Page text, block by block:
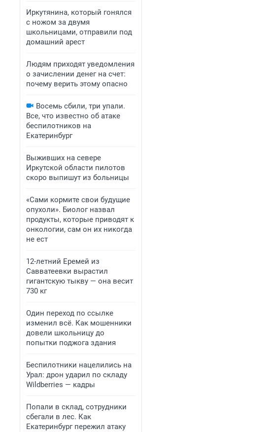
Иркутянина, который гонялся
с ножом за двумя
школьницами, отправили под
домашний арест
Людям приходят уведомления
о зачислении денег на счет:
почему верить этому опасно
Восемь сбили, три упали.
Все, что известно об атаке
беспилотников на
Екатеринбург
Выживших на севере
Иркутской области пилотов
скоро выпишут из больницы
«Сами кормите свои будущие
опухоли». Биолог назвал
продукты, которые приводят к
онкологии, сам он их никогда
не ест
12-летний Еремей из
Савватеевки вырастил
гигантскую тыкву — она весит
730 кг
Один переход по ссылке
изменил всё. Как мошенники
довели школьницу до
попытки поджога здания
Беспилотники нацелились на
Урал: дрон ударил по складу
Wildberries — кадры
Попали в склад, сотрудники
сбегали в лес. Как
Екатеринбург пережил атаку